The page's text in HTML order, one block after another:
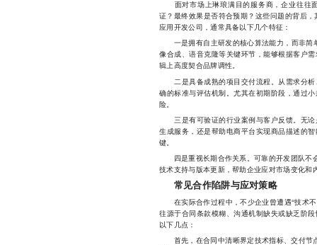
面对市场上琳琅满目的服务商，企业往往
证？最终效果是否符合预期？这些问题的背后
应用开发公司，通常具备以下几个特征：
一是拥有自主研发的核心算法能力，而非简
像合成、语音克隆等关键环节，能够根据客户
辑上高度契合品牌调性。
二是具备成熟的项目交付流程。从需求分析
确的标准与评估机制。尤其在初期阶段，通过
险。
三是有可验证的行业案例与客户反馈。无论
生成服务，还是帮助电商平台实现商品描述的
键。
四是重视长期合作关系。可靠的开发团队不
技术支持与版本更新，帮助企业应对市场变化和
常见合作陷阱与应对策略
在实际合作过程中，不少企业曾遭遇“技术不
往源于合同条款模糊、沟通机制缺失或缺乏阶
以下几点：
首先，在合同中清晰界定技术指标、交付节